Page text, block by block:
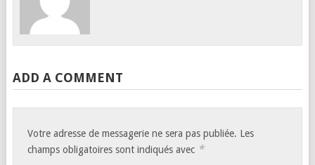
ADD A COMMENT
Votre adresse de messagerie ne sera pas publiée. Les
champs obligatoires sont indiqués avec *